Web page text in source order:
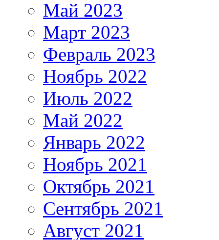
Май 2023
Март 2023
Февраль 2023
Ноябрь 2022
Июль 2022
Май 2022
Январь 2022
Ноябрь 2021
Октябрь 2021
Сентябрь 2021
Август 2021